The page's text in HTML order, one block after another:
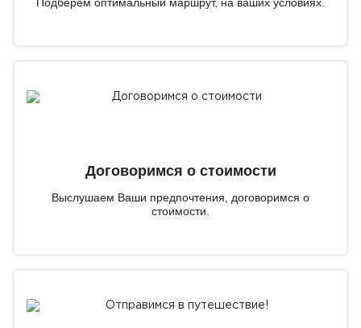
глазами местных жителей;
— комфортный формат прогулки в небольшой группе;
улочки, которые помнят несколько эпох, про истории
Подберем оптимальный маршрут, на ваших условиях.
Договоримся о стоимости
Выслушаем Ваши предпочтения, договоримся о
стоимости.